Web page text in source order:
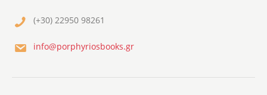
(+30) 22950 98261
info@porphyriosbooks.gr